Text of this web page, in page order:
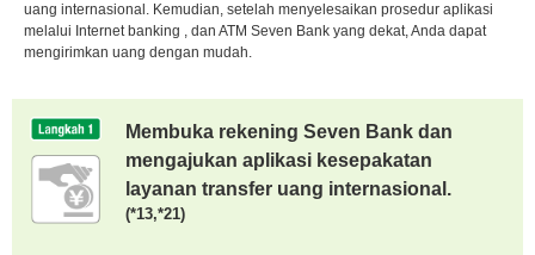
uang internasional. Kemudian, setelah menyelesaikan prosedur aplikasi
melalui Internet banking , dan ATM Seven Bank yang dekat, Anda dapat
mengirimkan uang dengan mudah.
Membuka rekening Seven Bank dan
mengajukan aplikasi kesepakatan
layanan transfer uang internasional.
(*13,*21)